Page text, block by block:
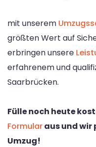
mit unserem
größten Wert auf
erbringen unsere
erfahrenem und
Saarbrücken.
Fülle noch heute
Formularaus und wir
Umzug!